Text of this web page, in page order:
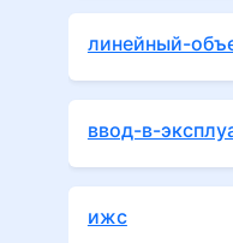
линейный-
ввод-в-
ижс